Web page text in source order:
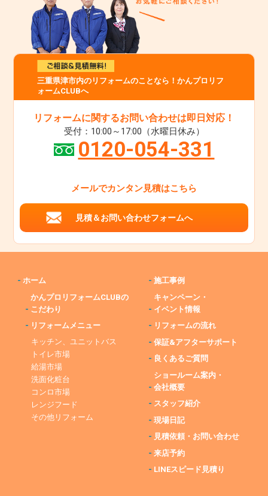
三重県津市内のリフォームのことなら！かんプロリフ
ォームCLUBへ
リフォームに関するお問い合わせは即日対応！
受付：10:00～17:00（水曜日休み）
0120-054-331
メールでカンタン見積はこちら
見積＆お問い合わせフォームへ
-ホーム
-
かんプロリフォームCLUBの
こだわり
- リフォームメニュー
キッチン、ユニットバス
トイレ市場
給湯市場
洗面化粧台
コンロ市場
レンジフード
その他リフォーム
-施工事例
-
キャンペーン・
イベント情報
- リフォームの流れ
-保証&アフターサポート
- 良くあるご質問
-
ショールーム案内・
会社概要
- スタッフ紹介
-現場日記
- 見積依頼・お問い合わせ
-来店予約
- LINEスピード見積り